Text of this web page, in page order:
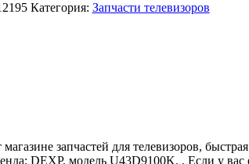
Категория: Запчасти телевизоров
запчастей для телевизоров,
DEXP, модель U43D9100K. . Если у